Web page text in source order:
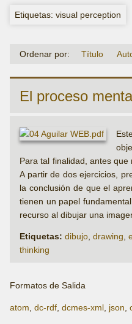
Etiquetas: visual perception
Ordenar por: Título
El proceso
Para tal finalidad, antes
A partir de dos ejercicios,
la conclusión de que el
tienen un papel
recurso al dibujar una
Etiquetas: dibujo drawing
thinking
Formatos de Salida
atom, dc-rdf, dcmes-xml, json,